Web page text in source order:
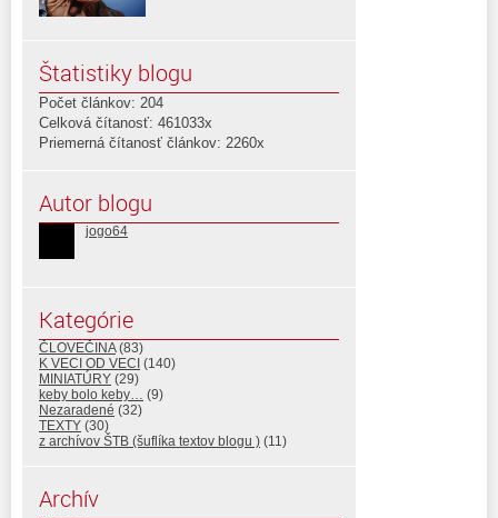
Štatistiky blogu
Počet článkov: 204
Celková čítanosť: 461033x
Priemerná čítanosť článkov: 2260x
Autor blogu
jogo64
Kategórie
ČLOVEČINA(83)
K VECI OD VECI (140)
MINIATÚRY (29)
keby bolo keby… (9)
Nezaradené (32)
TEXTY (30)
z archívov ŠTB (šuflíka textov blogu ) (11)
Archív